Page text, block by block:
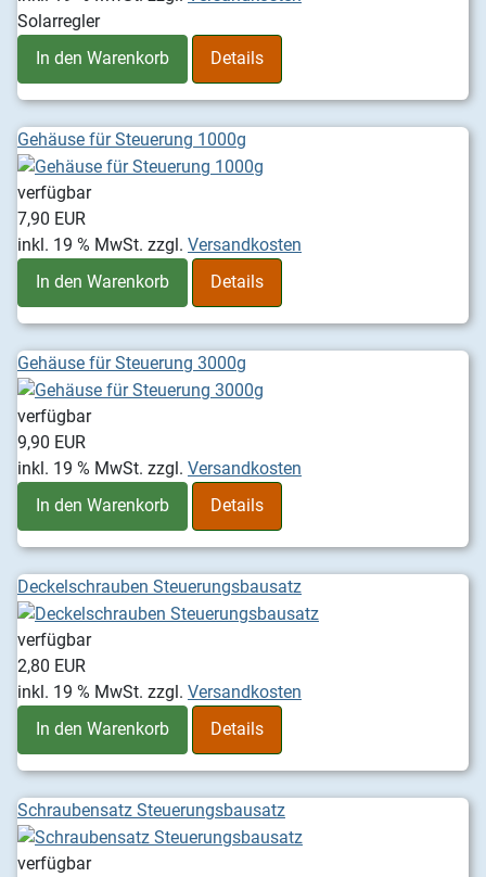
Solarregler
In den Warenkorb
Details
Gehäuse für Steuerung 1000g
verfügbar
7,90 EUR
inkl. 19 % MwSt. zzgl. Versandkosten
In den Warenkorb
Details
Gehäuse für Steuerung 3000g
verfügbar
9,90 EUR
inkl. 19 % MwSt. zzgl. Versandkosten
In den Warenkorb
Details
Deckelschrauben Steuerungsbausatz
verfügbar
2,80 EUR
inkl. 19 % MwSt. zzgl. Versandkosten
In den Warenkorb
Details
Schraubensatz Steuerungsbausatz
verfügbar